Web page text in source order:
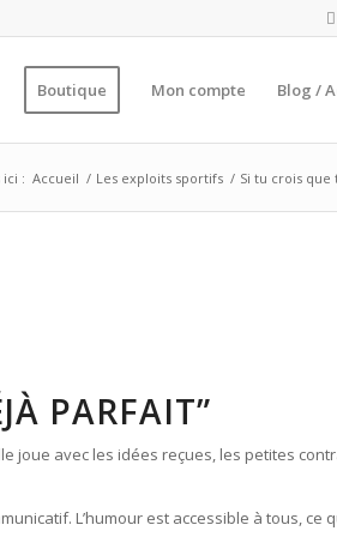
Boutique Mon compte Blog /
ici : Accueil / Les exploits sportifs / Si tu crois
PARFAIT”
joue avec les idées reçues, les petites
L’humour est accessible à tous, ce